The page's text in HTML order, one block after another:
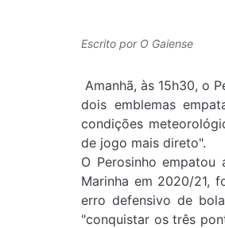
Escrito por O Gaiense
Amanhã, às 15h30, o
dois emblemas
condições
de jogo mais direto".
O Perosinho
Marinha em 2020/21,
erro defensivo de
"conquistar os três